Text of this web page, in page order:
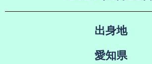
出身地
愛知県